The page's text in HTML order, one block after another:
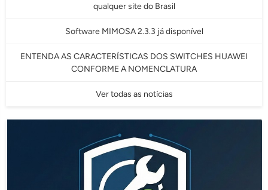
qualquer site do Brasil
Software MIMOSA 2.3.3 já disponível
ENTENDA AS CARACTERÍSTICAS DOS SWITCHES HUAWEI
CONFORME A NOMENCLATURA
Ver todas as notícias